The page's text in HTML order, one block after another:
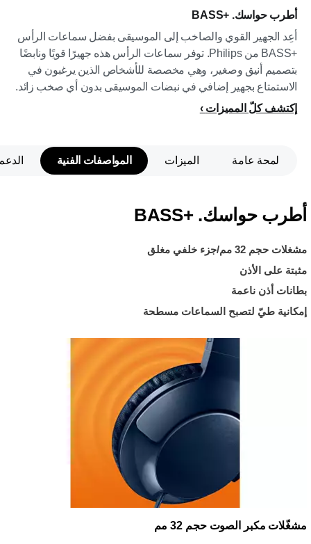
أطرب حواسك. BASS+‎
أعِد الجهير القوي والصاخب إلى الموسيقى بفضل سماعات الرأس
BASS+‎ من Philips. توفر سماعات الرأس هذه جهيرًا قويًا ونابضًا
بتصميم أنيق وصغير، وهي مخصصة للأشخاص الذين يرغبون في
الاستمتاع بجهير إضافي في نبضات الموسيقى بدون أي صخب زائد.
إكتشف كلّ المميزات
لمحة عامة الميزات المواصفات الفنية
أطرب حواسك. BASS+‎
مشغلات حجم 32 مم/جزء خلفي مغلق
مثبتة على الأذن
بطانات أذن ناعمة
إمكانية طيّ لتصبح السماعات مسطحة
مشغّلات مكبر الصوت حجم 32 مم